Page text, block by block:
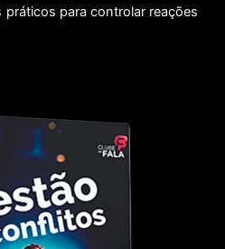
para controlar reações